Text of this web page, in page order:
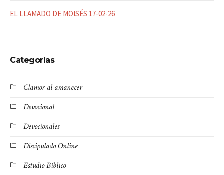
EL LLAMADO DE MOISÉS 17-02-26
Categorías
Clamor al amanecer
Devocional
Devocionales
Discipulado Online
Estudio Bíblico